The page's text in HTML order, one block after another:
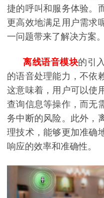
捷的呼叫和服务体验。
更高效地满足用户需求
一问题带来了解决方案。
离线语音模块的引
的语音处理能力，不依
这意味着，用户可以使
查询信息等操作，而无
务中断的风险。此外，
理技术，能够更加准确
响应的效率和准确性。